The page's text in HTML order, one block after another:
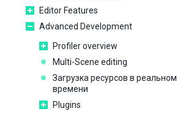
Editor Features
Advanced Development
Profiler overview
Multi-Scene editing
Загрузка ресурсов в реальном
времени
Plugins